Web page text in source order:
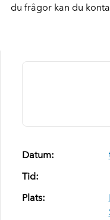
Datum:
Tid:
Plats:
du frågor kan du